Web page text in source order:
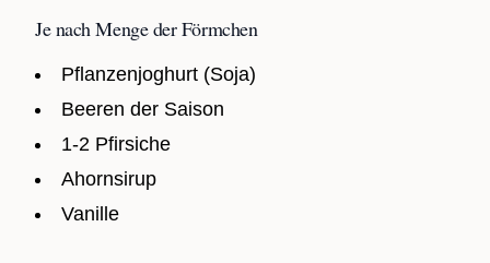
Je nach Menge der Förmchen
Pflanzenjoghurt (Soja)
Beeren der Saison
1-2 Pfirsiche
Ahornsirup
Vanille